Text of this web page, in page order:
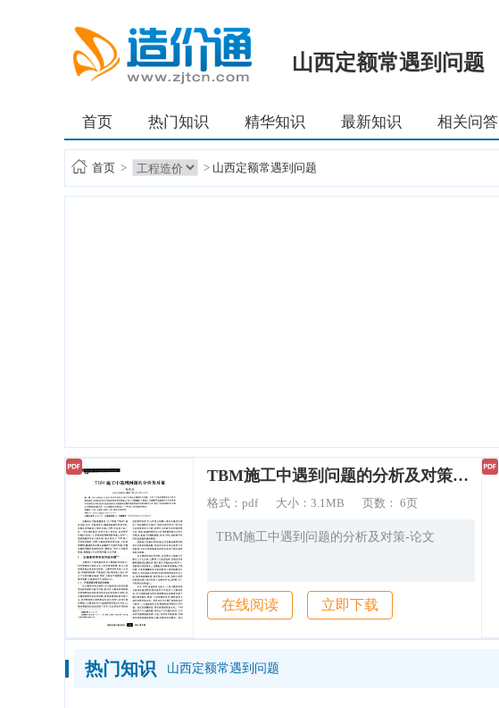
造价通
山西定额常遇到问题
首页 热门知识 精华知识 最新知识 相关问答
首页 > > 山西定额常遇到问题
TBM施工中遇到问题的分析及对策-论文
格式： pdf 大小： 3.1MB 页数： 6页
TBM施工中遇到问题的分析及对策-论文
在线阅读 立即下载
热门知识 山西定额常遇到问题